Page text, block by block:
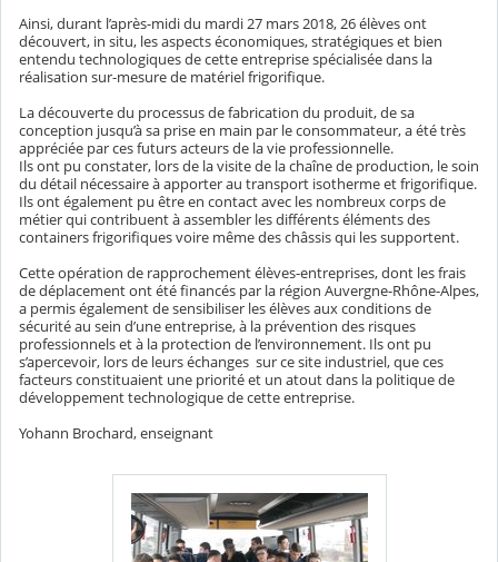
Ainsi, durant l’après-midi du mardi 27 mars 2018, 26 élèves ont
découvert, in situ, les aspects économiques, stratégiques et bien
entendu technologiques de cette entreprise spécialisée dans la
réalisation sur-mesure de matériel frigorifique.
La découverte du processus de fabrication du produit, de sa
conception jusqu’à sa prise en main par le consommateur, a été très
appréciée par ces futurs acteurs de la vie professionnelle.
Ils ont pu constater, lors de la visite de la chaîne de production, le soin
du détail nécessaire à apporter au transport isotherme et frigorifique.
Ils ont également pu être en contact avec les nombreux corps de
métier qui contribuent à assembler les différents éléments des
containers frigorifiques voire même des châssis qui les supportent.
Cette opération de rapprochement élèves-entreprises, dont les frais
de déplacement ont été financés par la région Auvergne-Rhône-Alpes,
a permis également de sensibiliser les élèves aux conditions de
sécurité au sein d’une entreprise, à la prévention des risques
professionnels et à la protection de l’environnement. Ils ont pu
s’apercevoir, lors de leurs échanges sur ce site industriel, que ces
facteurs constituaient une priorité et un atout dans la politique de
développement technologique de cette entreprise.
Yohann Brochard, enseignant